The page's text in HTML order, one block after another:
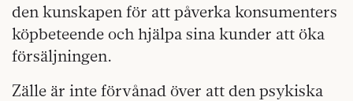
den kunskapen för att påverka konsumenters
köpbeteende och hjälpa sina kunder att öka
försäljningen.
Zälle är inte förvånad över att den psykiska